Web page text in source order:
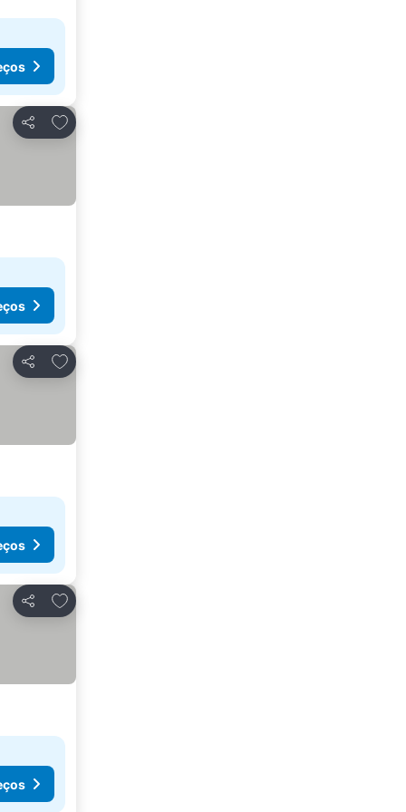
Partilhar
Adicionar aos favoritos
Partilhar
Adicionar aos favoritos
Partilhar
Adicionar aos favoritos